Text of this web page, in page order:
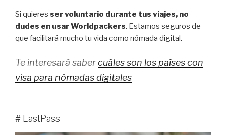
Si quieres ser voluntario durante tus viajes, no
dudes en usar Worldpackers. Estamos seguros de
que facilitará mucho tu vida como nómada digital.
Te interesará sabercuáles son los países con
visa para nómadas digitales
# LastPass